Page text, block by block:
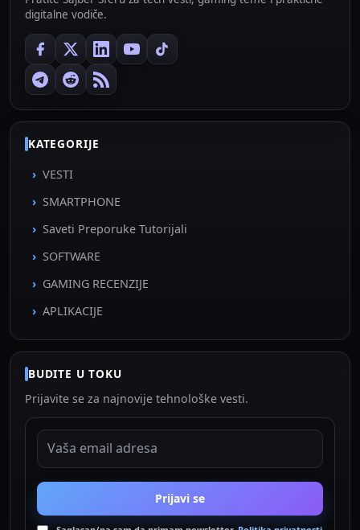
digitalne vodiče.
KATEGORIJE
VESTI
SMARTPHONE
Saveti Preporuke Tutorijali
SOFTWARE
GAMING RECENZIJE
APLIKACIJE
BUDITE U TOKU
Prijavite se za najnovije tehnološke vesti.
EMAIL ADRESA
Prijavi se